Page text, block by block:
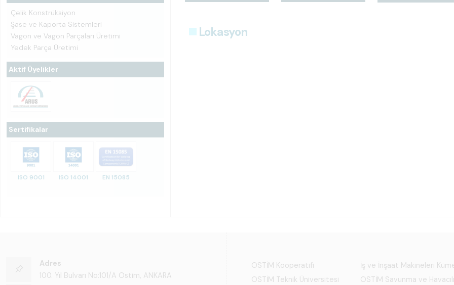
Çelik Konstrüksiyon
Şase ve Kaporta Sistemleri
Vagon ve Vagon Parçaları Üretimi
Yedek Parça Üretimi
Aktif Üyelikler
Sertifikalar
ISO 9001 ISO 14001 EN 15085
Lokasyon
Adres
100. Yıl Bulvarı No:101/A Ostim, ANKARA
OSTİM Kooperatifi
OSTİM Teknik Üniversitesi
İş ve İnşaat Makineleri
OSTİM Savunma ve